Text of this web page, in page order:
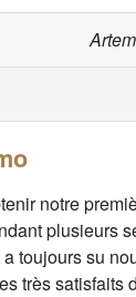
notre
plusieurs
toujours su
très satisfaits